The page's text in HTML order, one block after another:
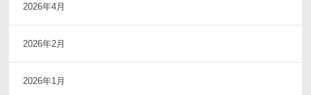
2026年4月
2026年2月
2026年1月